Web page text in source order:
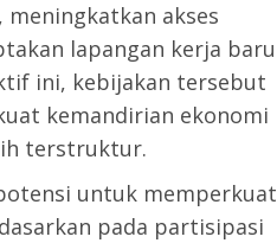
akses
lapangan kerja baru
ini, kebijakan tersebut
kemandirian ekonomi
terstruktur.
untuk memperkuat
pada partisipasi